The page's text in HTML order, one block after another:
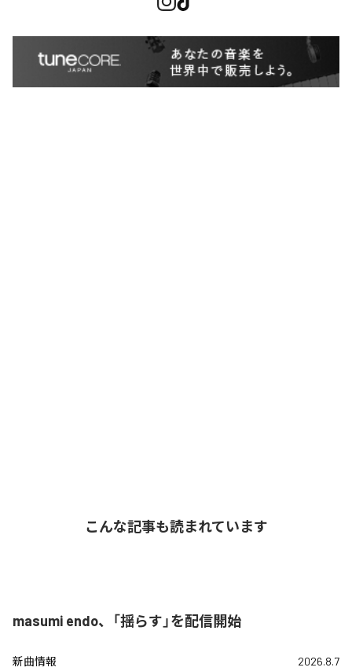
こんな記事も読まれています
masumi endo、「揺らす」を配信開始
新曲情報 2026.8.7